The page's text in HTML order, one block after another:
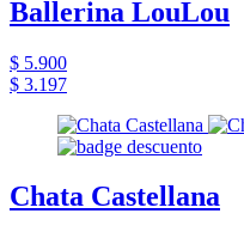
Ballerina LouLou
$ 5.900
$ 3.197
Chata Castellana